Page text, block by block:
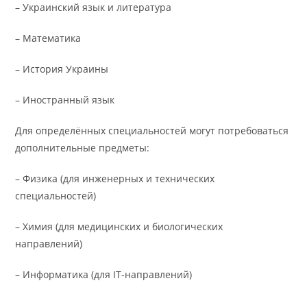
– Украинский язык и литература
– Математика
– История Украины
– Иностранный язык
Для определённых специальностей могут потребоваться
дополнительные предметы:
– Физика (для инженерных и технических
специальностей)
– Химия (для медицинских и биологических
направлений)
– Информатика (для IT-направлений)